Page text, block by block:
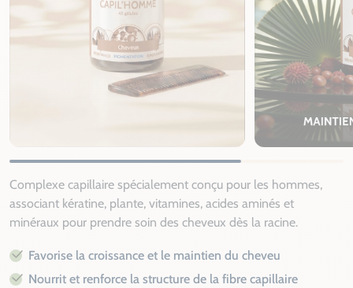
Complexe capillaire spécialement conçu pour les hommes,
associant kératine, plante, vitamines, acides aminés et
minéraux pour prendre soin des cheveux dès la racine.
Favorise la croissance et le maintien du cheveu
Nourrit et renforce la structure de la fibre capillaire